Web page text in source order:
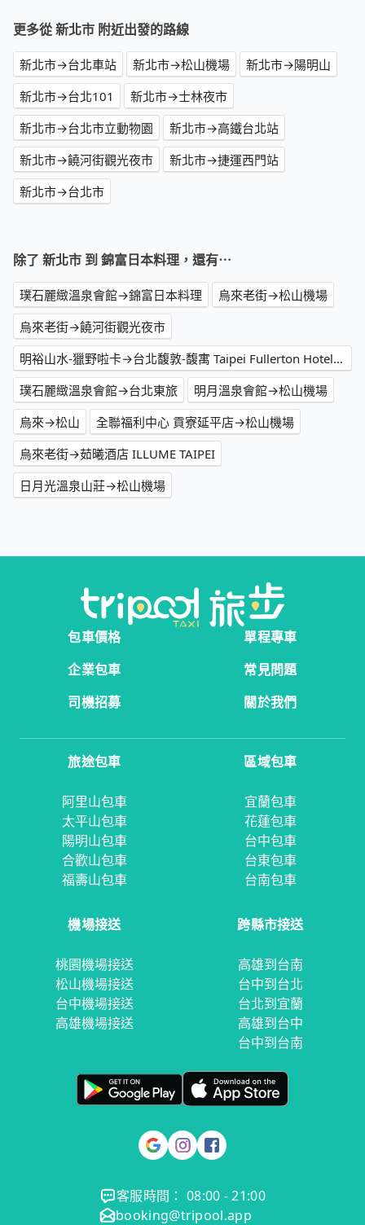
更多從 新北市 附近出發的路線
新北市→台北車站 新北市→松山機場
新北市→陽明山
新北市→台北101
新北市→士林夜市
新北市→台北市立動物園
新北市→高鐵台北站
新北市→饒河街觀光夜市
新北市→捷運西門站
新北市→台北市
除了 新北市 到 錦富日本料理，還有⋯
璞石麗緻溫泉會館→錦富日本料理
烏來老街→松山機場
烏來老街→饒河街觀光夜市
明裕山水-獵野啦卡→台北馥敦-馥寓 Taipei Fullerton Hotel-Maison North
璞石麗緻溫泉會館→台北東旅
明月溫泉會館→松山機場
烏來→松山
全聯福利中心 貢寮延平店→松山機場
烏來老街→茹曦酒店 ILLUME TAIPEI
日月光溫泉山莊→松山機場
包車價格
單程專車
企業包車
常見問題
司機招募
關於我們
旅途包車
阿里山包車
太平山包車
陽明山包車
合歡山包車
福壽山包車
區域包車
宜蘭包車
花蓮包車
台中包車
台東包車
台南包車
機場接送
桃園機場接送
松山機場接送
台中機場接送
高雄機場接送
跨縣市接送
高雄到台南
台中到台北
台北到宜蘭
高雄到台中
台中到台南
客服時間： 08:00 - 21:00
booking@tripool.app